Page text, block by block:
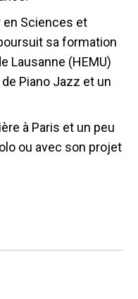
en Sciences et
sa formation
Lausanne (HEMU)
Piano Jazz et un
à Paris et un peu
ou avec son projet